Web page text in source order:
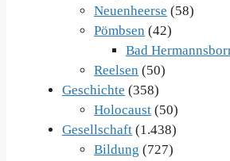
Neuenheerse (58)
Pömbsen (42)
Bad
Reelsen (50)
Geschichte (358)
Holocaust (50)
Gesellschaft (1.438)
Bildung (727)